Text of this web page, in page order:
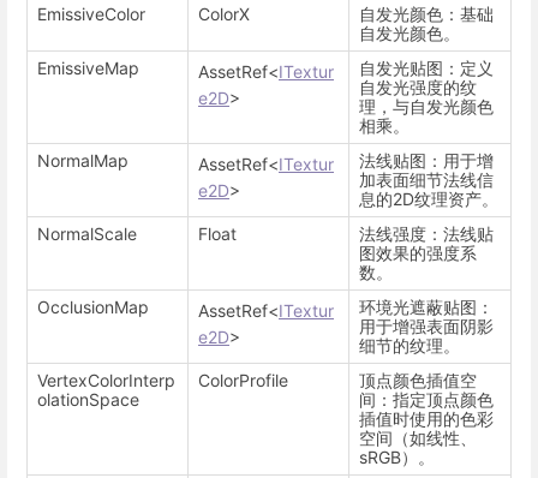
EmissiveColor ColorX
自发光颜色：基础
自发光颜色。
EmissiveMap
AssetRef<ITextur
e2D>
自发光贴图：定义
自发光强度的纹
理，与自发光颜色
相乘。
NormalMap
AssetRef<ITextur
e2D>
法线贴图：用于增
加表面细节法线信
息的2D纹理资产。
NormalScale
Float
法线强度：法线贴
图效果的强度系
数。
OcclusionMap
AssetRef<ITextur
e2D>
环境光遮蔽贴图：
用于增强表面阴影
细节的纹理。
VertexColorInterp
olationSpace
ColorProfile
顶点颜色插值空
间：指定顶点颜色
插值时使用的色彩
空间（如线性、
sRGB）。